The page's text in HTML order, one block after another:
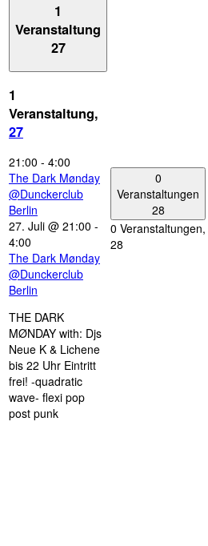
1
Veranstaltung
27
1
Veranstaltung,
27
21:00 - 4:00
The Dark Mønday
@Dunckerclub
Berlin
27. Juli @ 21:00 -
4:00
The Dark Mønday
@Dunckerclub
Berlin
THE DARK
MØNDAY with: Djs
Neue K & Lichene
bis 22 Uhr Eintritt
frei! -quadratic
wave- flexi pop
post punk
0
Veranstaltungen
28
0 Veranstaltungen,
28